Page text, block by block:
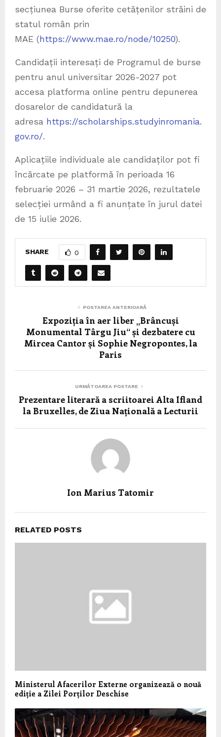
secțiunea Burse oferite cetățenilor străini de
statul român prin
MAE (https://www.mae.ro/node/10250).
Candidații interesați de Programul de burse
pentru anul universitar 2026-2027 pot
accesa platforma online pentru depunerea
dosarelor de candidatură la
adresa https://scholarships.studyinromania.
gov.ro/.
Aplicațiile individuale ale candidaților pot fi
încărcate pe platformă în perioada 16
februarie 2026 – 31 martie 2026, rezultatele
selecției urmând a fi anunțate în jurul datei
de 15 iulie 2026.
SHARE 0
POSTAREA ANTERIOARĂ
Expoziția în aer liber „Brâncuși
Monumental Târgu Jiu“ și dezbatere cu
Mircea Cantor și Sophie Negropontes, la
Paris
URMĂTOAREA POSTARE
Prezentare literară a scriitoarei Alta Ifland
la Bruxelles, de Ziua Națională a Lecturii
Ion Marius Tatomir
RELATED POSTS
Ministerul Afacerilor Externe organizează o nouă
ediție a Zilei Porților Deschise